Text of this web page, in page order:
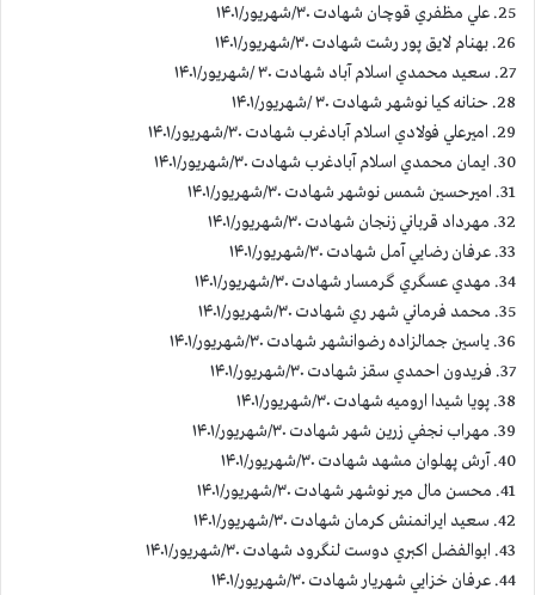
25. علي مظفري قوچان شهادت ۳۰/شهريور/۱۴۰۱
26. بهنام لايق پور رشت شهادت ۳۰/شهريور/۱۴۰۱
27. سعيد محمدي اسلام آباد شهادت ۳۰ /شهريور/۱۴۰۱
28. حنانه كيا نوشهر شهادت ۳۰ /شهريور/۱۴۰۱
29. اميرعلي فولادي اسلام آبادغرب شهادت ۳۰/شهريور/۱۴۰۱
30. ايمان محمدي اسلام آبادغرب شهادت ۳۰/شهريور/۱۴۰۱
31. اميرحسين شمس نوشهر شهادت ۳۰/شهريور/۱۴۰۱
32. مهرداد قرباني زنجان شهادت ۳۰/شهريور/۱۴۰۱
33. عرفان رضايي آمل شهادت ۳۰/شهريور/۱۴۰۱
34. مهدي عسگري گرمسار شهادت ۳۰/شهريور/۱۴۰۱
35. محمد فرماني شهر ري شهادت ۳۰/شهريور/۱۴۰۱
36. ياسين جمالزاده رضوانشهر شهادت ۳۰/شهريور/۱۴۰۱
37. فريدون احمدي سقز شهادت ۳۰/شهريور/۱۴۰۱
38. پويا شيدا اروميه شهادت ۳۰/شهريور/۱۴۰۱
39. مهراب نجفي زرين شهر شهادت ۳۰/شهريور/۱۴۰۱
40. آرش پهلوان مشهد شهادت ۳۰/شهريور/۱۴۰۱
41. محسن مال مير نوشهر شهادت ۳۰/شهريور/۱۴۰۱
42. سعيد ايرانمنش كرمان شهادت ۳۰/شهريور/۱۴۰۱
43. ابوالفضل اكبري دوست لنگرود شهادت ۳۰/شهريور/۱۴۰۱
44. عرفان خزايي شهريار شهادت ۳۰/شهريور/۱۴۰۱